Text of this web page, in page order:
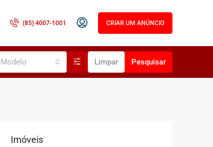
(85) 4007-1001 CRIAR UM ANÚNCIO
Modelo Limpar Pesquisar
Imóveis